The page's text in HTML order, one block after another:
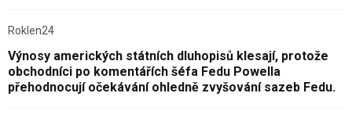
Roklen24
Výnosy amerických státních dluhopisů klesají, protože
obchodníci po komentářích šéfa Fedu Powella
přehodnocují očekávání ohledně zvyšování sazeb Fedu.